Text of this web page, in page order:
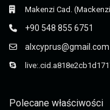
Makenzi Cad.
+90 548 855 6751
alxcyprus@gmail.com
Polecane właściwości